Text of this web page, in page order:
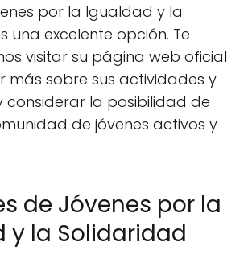
por la Igualdad y la
una excelente opción. Te
visitar su página web oficial
más sobre sus actividades y
considerar la posibilidad de
de jóvenes activos y
de Jóvenes por la
y la Solidaridad